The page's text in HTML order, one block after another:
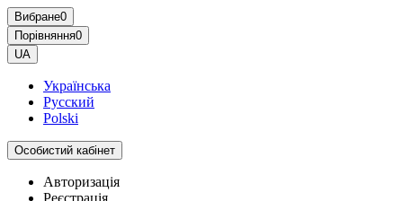
Вибране0
Порівняння0
UA
Українська
Русский
Polski
Особистий кабінет
Авторизація
Реєстрація